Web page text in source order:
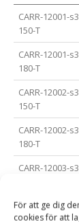
För att ge dig
cookies för att
CARR-12001-
150-T
CARR-12001-
180-T
CARR-12002-
150-T
CARR-12002-
180-T
CARR-12003-
CARR-12003-
180-T